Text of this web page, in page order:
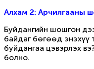
Алхам 2: Арчилгааны
Буйдангийн шошгон
байдаг бөгөөд энэхүү
буйдангаа цэвэрлэх
болно.